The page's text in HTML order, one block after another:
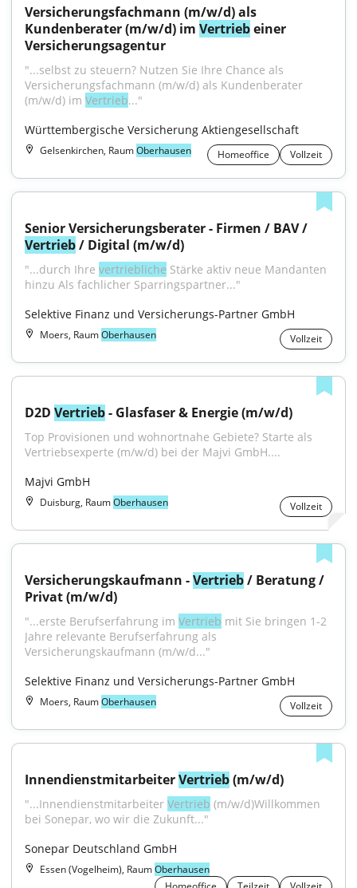
Versicherungsfachmann (m/w/d) als
Kundenberater (m/w/d) im Vertrieb einer
Versicherungsagentur
"...selbst zu steuern? Nutzen Sie Ihre Chance als
Versicherungsfachmann (m/w/d) als Kundenberater
(m/w/d) im Vertrieb..."
Württembergische Versicherung Aktiengesellschaft
Gelsenkirchen, RaumOberhausen Homeoffice Vollzeit
Vertrieb / Digital (m/w/d)
"...durch Ihre vertriebliche Stärke aktiv neue Mandanten
hinzu Als fachlicher Sparringspartner..."
Selektive Finanz und Versicherungs-Partner GmbH
Moers, RaumOberhausen Vollzeit
D2D Vertrieb - Glasfaser & Energie (m/w/d)
Top Provisionen und wohnortnahe Gebiete? Starte als
Vertriebsexperte (m/w/d) bei der Majvi GmbH....
Majvi GmbH
Duisburg, RaumOberhausen Vollzeit
Versicherungskaufmann - Vertrieb / Beratung /
Privat (m/w/d)
"...erste Berufserfahrung im Vertrieb mit Sie bringen 1-2
Jahre relevante Berufserfahrung als
Versicherungskaufmann (m/w/d..."
Selektive Finanz und Versicherungs-Partner GmbH
Moers, RaumOberhausen Vollzeit
Innendienstmitarbeiter Vertrieb (m/w/d)
"...Innendienstmitarbeiter Vertrieb (m/w/d)Willkommen
bei Sonepar, wo wir die Zukunft..."
Sonepar Deutschland GmbH
Essen (Vogelheim), RaumOberhausen